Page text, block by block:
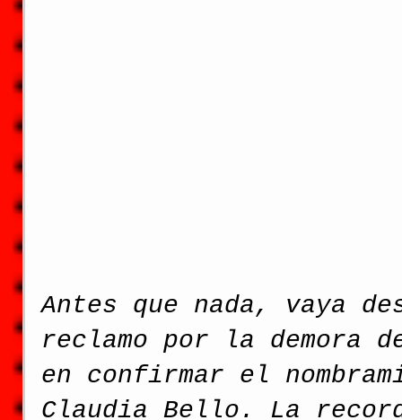
Antes que nada, vaya
reclamo por la demora
en confirmar el
Claudia Bello. La